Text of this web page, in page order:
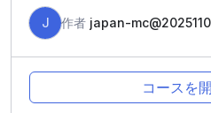
J 作者 japan-
コースを